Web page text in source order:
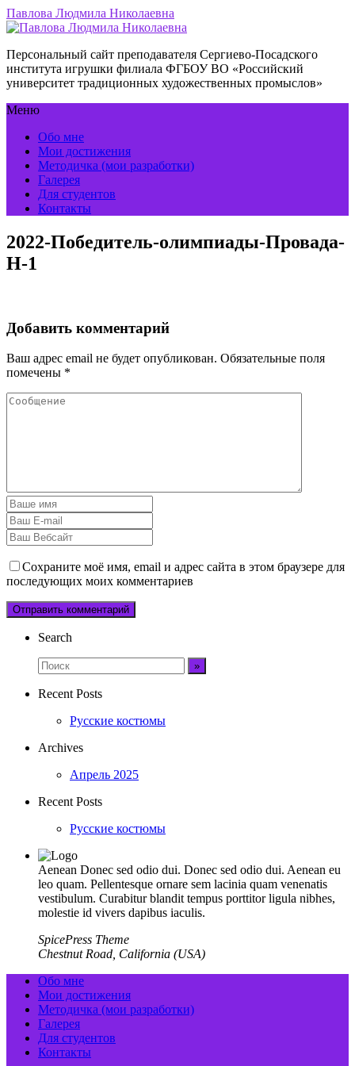
Павлова Людмила Николаевна
Персональный сайт преподавателя Сергиево-Посадского
института игрушки филиала ФГБОУ ВО «Российский
университет традиционных художественных промыслов»
Меню
Обо мне
Мои достижения
Методичка (мои разработки)
Галерея
Для студентов
Контакты
2022-Победитель-олимпиады-Провада-
Н-1
Добавить комментарий
Ваш адрес email не будет опубликован. Обязательные поля
помечены *
Сохраните моё имя, email и адрес сайта в этом браузере для
последующих моих комментариев
Search
Recent Posts
Русские костюмы
Archives
Апрель 2025
Recent Posts
Русские костюмы
Aenean Donec sed odio dui. Donec sed odio dui. Aenean eu
leo quam. Pellentesque ornare sem lacinia quam venenatis
vestibulum. Curabitur blandit tempus porttitor ligula nibhes,
molestie id vivers dapibus iaculis.
SpicePress Theme
Chestnut Road, California (USA)
Обо мне
Мои достижения
Методичка (мои разработки)
Галерея
Для студентов
Контакты